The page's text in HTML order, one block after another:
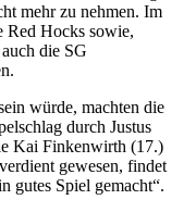
mehr zu nehmen. Im
Red Hocks sowie,
die SG
würde, machten die
durch Justus
Kai Finkenwirth (17.)
gewesen, findet
gutes Spiel gemacht“.